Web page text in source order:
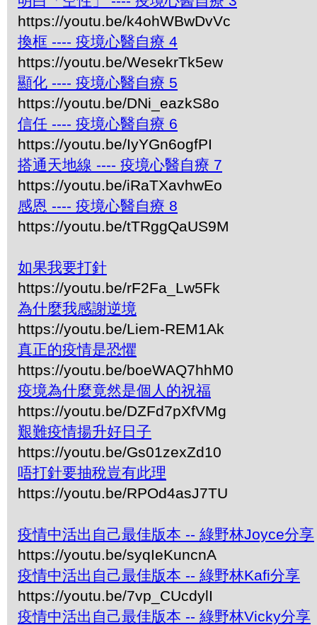
https://youtu.be/k4ohWBwDvVc
換框 ---- 疫境心醫自療 4
https://youtu.be/WesekrTk5ew
顯化 ---- 疫境心醫自療 5
https://youtu.be/DNi_eazkS8o
信任 ---- 疫境心醫自療 6
https://youtu.be/IyYGn6ogfPI
搭通天地線 ---- 疫境心醫自療 7
https://youtu.be/iRaTXavhwEo
感恩 ---- 疫境心醫自療 8
https://youtu.be/tTRggQaUS9M
如果我要打針
https://youtu.be/rF2Fa_Lw5Fk
為什麼我感謝逆境
https://youtu.be/Liem-REM1Ak
真正的疫情是恐懼
https://youtu.be/boeWAQ7hhM0
疫境為什麼竟然是個人的祝福
https://youtu.be/DZFd7pXfVMg
艱難疫情揚升好日子
https://youtu.be/Gs01zexZd10
唔打針要抽稅豈有此理
https://youtu.be/RPOd4asJ7TU
疫情中活出自己最佳版本 -- 綠野林Joyce分享
https://youtu.be/syqIeKuncnA
疫情中活出自己最佳版本 -- 綠野林Kafi分享
https://youtu.be/7vp_CUcdylI
疫情中活出自己最佳版本 -- 綠野林Vicky分享